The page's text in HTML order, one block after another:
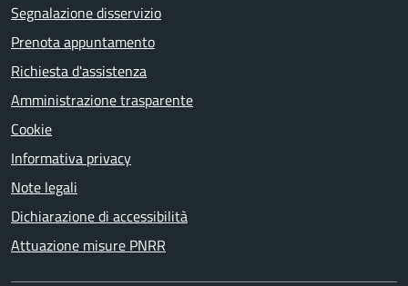
Segnalazione disservizio
Prenota appuntamento
Richiesta d'assistenza
Amministrazione trasparente
Cookie
Informativa privacy
Note legali
Dichiarazione di accessibilità
Attuazione misure PNRR